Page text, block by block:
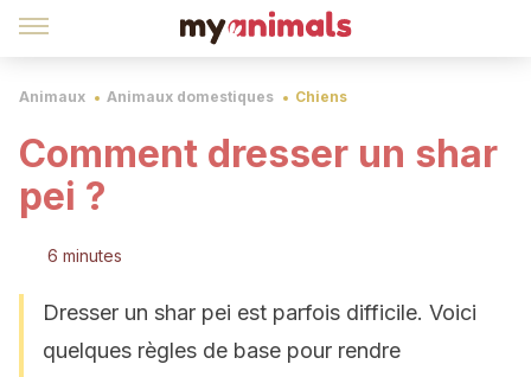
Animaux Animaux domestiques Chiens
Comment dresser un shar
pei ?
6 minutes
Dresser un shar pei est parfois difficile. Voici
quelques règles de base pour rendre